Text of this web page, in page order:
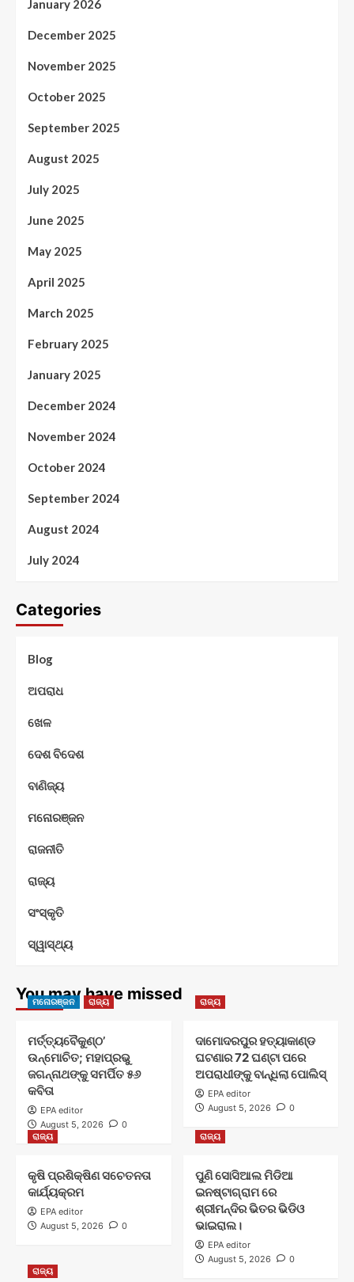
January 2026
December 2025
November 2025
October 2025
September 2025
August 2025
July 2025
June 2025
May 2025
April 2025
March 2025
February 2025
January 2025
December 2024
November 2024
October 2024
September 2024
August 2024
July 2024
Categories
Blog
ଅପରାଧ
ଖେଳ
ଦେଶ ବିଦେଶ
ବାଣିଜ୍ୟ
ମନୋରଞ୍ଜନ
ରାଜନୀତି
ରାଜ୍ୟ
ସଂସ୍କୃତି
ସ୍ୱାସ୍ଥ୍ୟ
You may have missed
ମନୋରଞ୍ଜନ ରାଜ୍ୟ
ମର୍ତ୍ତ୍ୟବୈକୁଣ୍ଠ’
ଉନ୍ମୋଚିତ; ମହାପ୍ରଭୁ
ଜଗନ୍ନାଥଙ୍କୁ ସମର୍ପିତ ୫୬
କବିତା
EPA editor
August 5, 2026
0
ରାଜ୍ୟ
ଦାମୋଦରପୁର ହତ୍ୟାକାଣ୍ଡ
ଘଟଣାର 72 ଘଣ୍ଟା ପରେ
ଅପରାଧୀଙ୍କୁ ବାନ୍ଧିଲା ପୋଲିସ୍
EPA editor
August 5, 2026
0
ରାଜ୍ୟ
କୃଷି ପ୍ରଶିକ୍ଷିଣ ସଚେତନତା
କାର୍ଯ୍ୟକ୍ରମ
EPA editor
August 5, 2026
0
ରାଜ୍ୟ
ପୁଣି ସୋସିଆଲ ମିଡିଆ
ଇନଷ୍ଟାଗ୍ରାମ ରେ
ଶ୍ରୀମନ୍ଦିର ଭିତର ଭିଡିଓ
ଭାଇରାଲ।
EPA editor
August 5, 2026
0
ରାଜ୍ୟ